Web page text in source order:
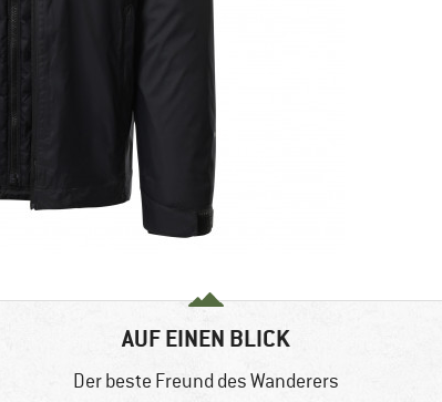
AUF EINEN BLICK
Der beste Freund des Wanderers